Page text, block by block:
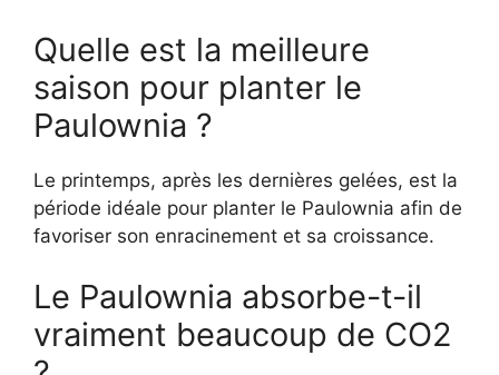
Quelle est la meilleure
saison pour planter le
Paulownia ?
Le printemps, après les dernières gelées, est la
période idéale pour planter le Paulownia afin de
favoriser son enracinement et sa croissance.
Le Paulownia absorbe-t-il
vraiment beaucoup de CO2